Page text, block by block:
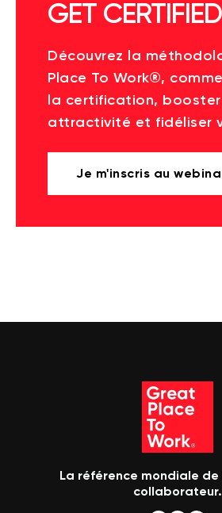
GET CERTIFIED
Découvrez la
Place To Work®,
la certification,
attractivité et fidéliser
Je m'inscris au
La référence mondiale
collaborateur.